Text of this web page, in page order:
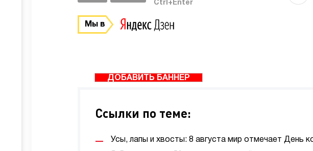
Ctrl+Enter
Мы в
ДОБАВИТЬ БАННЕР
Ссылки по теме:
Усы, лапы и хвосты: 8 августа мир отмечает День